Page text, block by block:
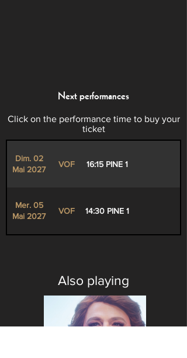
Next performances
Click on the performance time to buy your
ticket
Dim. 02
Mai 2027
VOF 16:15 PINE 1
Mer. 05
Mai 2027
VOF 14:30 PINE 1
Also playing